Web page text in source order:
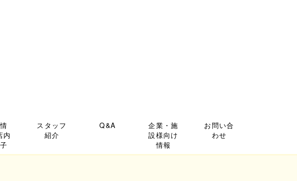
内
スタッフ
紹介
Q&A
企業・施
設様向け
情報
お問い合
わせ